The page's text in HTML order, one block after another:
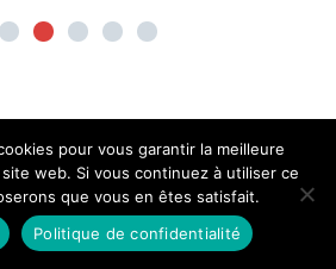
(Haendel,
pour vous garantir la meilleure
web. Si vous continuez à utiliser ce
que vous en êtes satisfait.
Politique de confidentialité